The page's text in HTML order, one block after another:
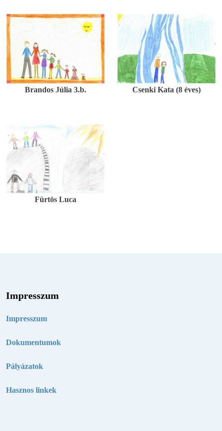
Brandos Júlia 3.b. Csenki Kata (8 éves)
Fürtös Luca
Impresszum
Impresszum
Dokumentumok
Pályázatok
Hasznos linkek